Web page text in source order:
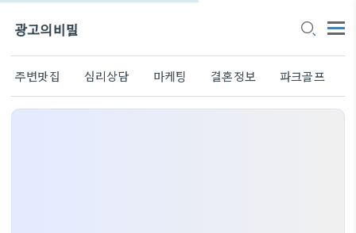
광고의비밀
주변맛집 심리상담 마케팅 결혼정보 파크골프